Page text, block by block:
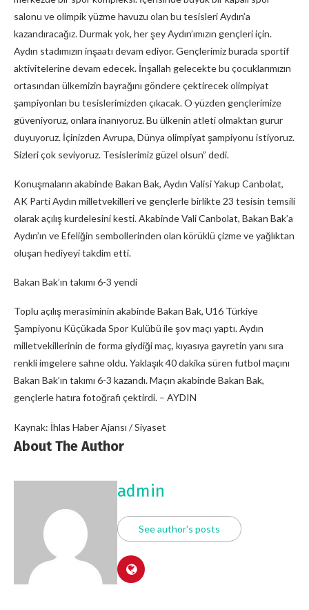
salonu ve olimpik yüzme havuzu olan bu tesisleri Aydın’a
kazandıracağız. Durmak yok, her şey Aydın’ımızın gençleri için.
Aydın stadımızın inşaatı devam ediyor. Gençlerimiz burada sportif
aktivitelerine devam edecek. İnşallah gelecekte bu çocuklarımızın
ortasından ülkemizin bayrağını göndere çektirecek olimpiyat
şampiyonları bu tesislerimizden çıkacak. O yüzden gençlerimize
güveniyoruz, onlara inanıyoruz. Bu ülkenin atleti olmaktan gurur
duyuyoruz. İçinizden Avrupa, Dünya olimpiyat şampiyonu istiyoruz.
Sizleri çok seviyoruz. Tesislerimiz güzel olsun” dedi.
Konuşmaların akabinde Bakan Bak, Aydın Valisi Yakup Canbolat,
AK Parti Aydın milletvekilleri ve gençlerle birlikte 23 tesisin temsili
olarak açılış kurdelesini kesti. Akabinde Vali Canbolat, Bakan Bak’a
Aydın’ın ve Efeliğin sembollerinden olan körüklü çizme ve yağlıktan
oluşan hediyeyi takdim etti.
Bakan Bak’ın takımı 6-3 yendi
Toplu açılış merasiminin akabinde Bakan Bak, U16 Türkiye
Şampiyonu Küçükada Spor Kulübü ile şov maçı yaptı. Aydın
milletvekillerinin de forma giydiği maç, kıyasıya gayretin yanı sıra
renkli imgelere sahne oldu. Yaklaşık 40 dakika süren futbol maçını
Bakan Bak’ın takımı 6-3 kazandı. Maçın akabinde Bakan Bak,
gençlerle hatıra fotoğrafı çektirdi. – AYDIN
Kaynak: İhlas Haber Ajansı / Siyaset
About The Author
admin
See author's posts